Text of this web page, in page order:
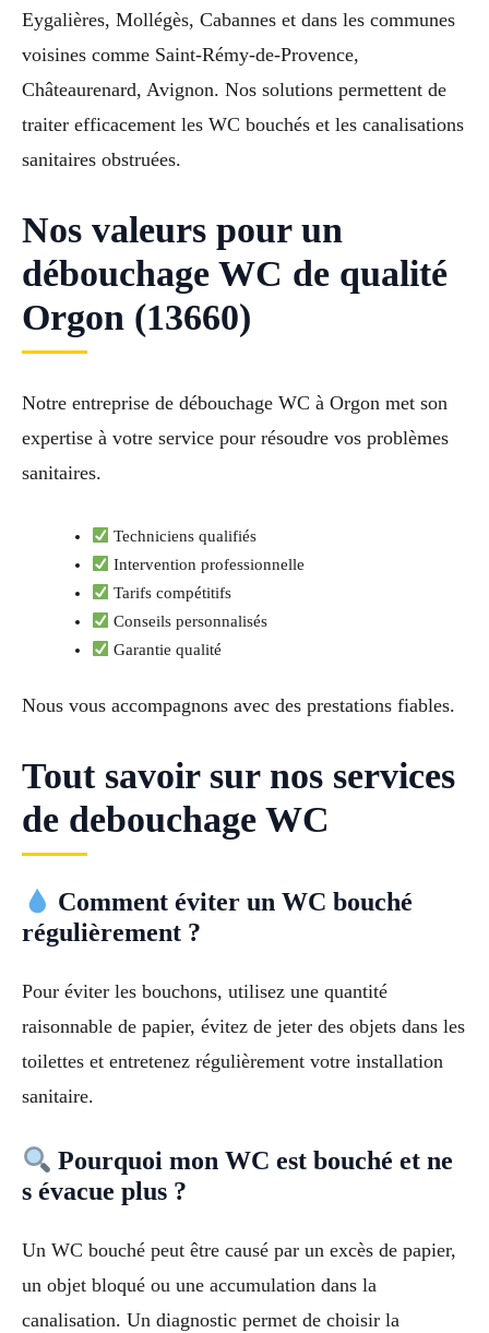
Eygalières, Mollégès, Cabannes et dans les communes
voisines comme Saint-Rémy-de-Provence,
Châteaurenard, Avignon. Nos solutions permettent de
traiter efficacement les WC bouchés et les canalisations
sanitaires obstruées.
Nos valeurs pour un
débouchage WC de qualité
Orgon (13660)
Notre entreprise de débouchage WC à Orgon met son
expertise à votre service pour résoudre vos problèmes
sanitaires.
Techniciens qualifiés
Intervention professionnelle
Tarifs compétitifs
Conseils personnalisés
Garantie qualité
Nous vous accompagnons avec des prestations fiables.
Tout savoir sur nos services
de debouchage WC
Comment éviter un WC bouché
régulièrement ?
Pour éviter les bouchons, utilisez une quantité
raisonnable de papier, évitez de jeter des objets dans les
toilettes et entretenez régulièrement votre installation
sanitaire.
Pourquoi mon WC est bouché et ne
s évacue plus ?
Un WC bouché peut être causé par un excès de papier,
un objet bloqué ou une accumulation dans la
canalisation. Un diagnostic permet de choisir la